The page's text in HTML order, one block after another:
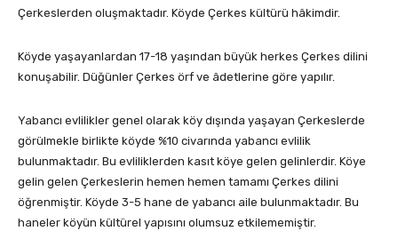
Çerkeslerden oluşmaktadır. Köyde Çerkes kültürü hâkimdir.
Köyde yaşayanlardan 17-18 yaşından büyük herkes Çerkes dilini
konuşabilir. Düğünler Çerkes örf ve âdetlerine göre yapılır.
Yabancı evlilikler genel olarak köy dışında yaşayan Çerkeslerde
görülmekle birlikte köyde %10 civarında yabancı evlilik
bulunmaktadır. Bu evliliklerden kasıt köye gelen gelinlerdir. Köye
gelin gelen Çerkeslerin hemen hemen tamamı Çerkes dilini
öğrenmiştir. Köyde 3-5 hane de yabancı aile bulunmaktadır. Bu
haneler köyün kültürel yapısını olumsuz etkilememiştir.